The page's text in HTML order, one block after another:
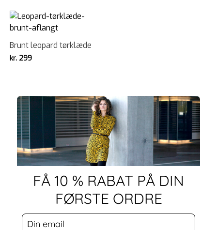
Brunt leopard tørklæde
kr. 299
FÅ 10 % RABAT PÅ DIN
FØRSTE ORDRE